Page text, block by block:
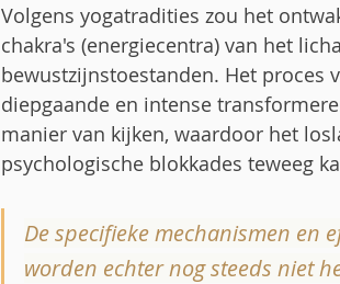
Volgens yogatradities zou het
chakra's (energiecentra) van het
bewustzijnstoestanden. Het proces
diepgaande en intense
manier van kijken, waardoor het
psychologische blokkades teweeg
De specifieke mechanismen en
worden echter nog steeds niet